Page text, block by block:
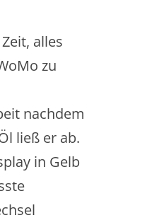
alles
zu
nachdem
ließ er ab.
in Gelb